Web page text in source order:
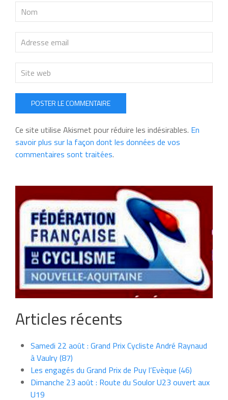
POSTER LE COMMENTAIRE
Ce site utilise Akismet pour réduire les indésirables. En
savoir plus sur la façon dont les données de vos
commentaires sont traitées.
Articles récents
Samedi 22 août : Grand Prix Cycliste André Raynaud
à Vaulry (87)
Les engagés du Grand Prix de Puy l’Evèque (46)
Dimanche 23 août : Route du Soulor U23 ouvert aux
U19